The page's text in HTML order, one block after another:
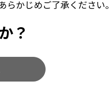
かじめご了承ください。
？